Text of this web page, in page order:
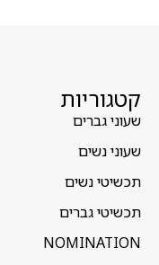
קטגוריות
שעוני גברים
שעוני נשים
תכשיטי נשים
תכשיטי גברים
NOMINATION